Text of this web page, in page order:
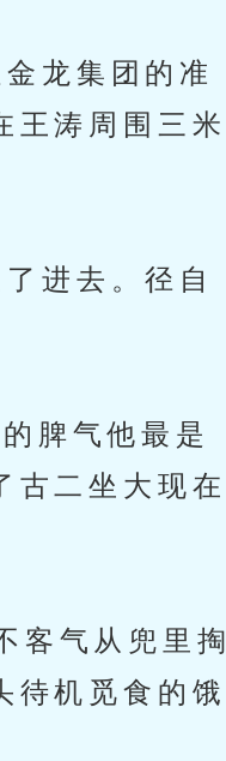
龙集团的准
王涛周围三米
进去。径自
脾气他最是
古二坐大现在
客气从兜里掏
待机觅食的饿